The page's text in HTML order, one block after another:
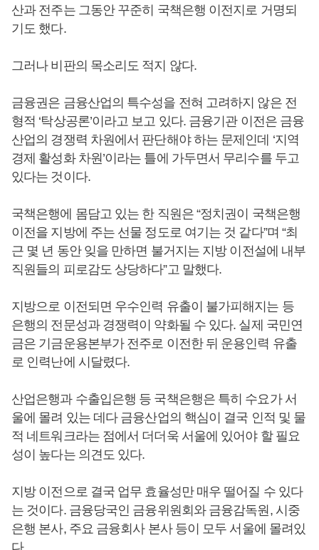
산과 전주는 그동안 꾸준히 국책은행 이전지로 거명되
기도 했다.
그러나 비판의 목소리도 적지 않다.
금융권은 금융산업의 특수성을 전혀 고려하지 않은 전
형적 ‘탁상공론’이라고 보고 있다. 금융기관 이전은 금융
산업의 경쟁력 차원에서 판단해야 하는 문제인데 ‘지역
경제 활성화 차원’이라는 틀에 가두면서 무리수를 두고
있다는 것이다.
국책은행에 몸담고 있는 한 직원은 “정치권이 국책은행
이전을 지방에 주는 선물 정도로 여기는 것 같다”며 “최
근 몇 년 동안 잊을 만하면 불거지는 지방 이전설에 내부
직원들의 피로감도 상당하다”고 말했다.
지방으로 이전되면 우수인력 유출이 불가피해지는 등
은행의 전문성과 경쟁력이 약화될 수 있다. 실제 국민연
금은 기금운용본부가 전주로 이전한 뒤 운용인력 유출
로 인력난에 시달렸다.
산업은행과 수출입은행 등 국책은행은 특히 수요가 서
울에 몰려 있는 데다 금융산업의 핵심이 결국 인적 및 물
적 네트워크라는 점에서 더더욱 서울에 있어야 할 필요
성이 높다는 의견도 있다.
지방 이전으로 결국 업무 효율성만 매우 떨어질 수 있다
는 것이다. 금융당국인 금융위원회와 금융감독원, 시중
은행 본사, 주요 금융회사 본사 등이 모두 서울에 몰려있